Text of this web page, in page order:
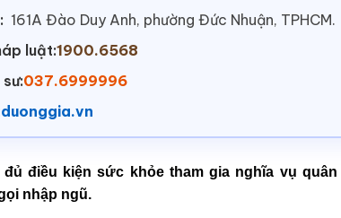
161A Đào Duy Anh, phường Đức Nhuận, TPHCM.
luật:1900.6568
037.6999996
điều kiện sức khỏe tham gia nghĩa vụ
nhập ngũ.